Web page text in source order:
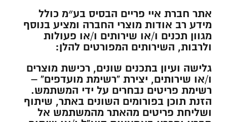
אתר חברת איי פריים הבסיס בע״מ כולל
מידע רב אודות מוצרי החברה ומציע בנוסף
מגוון תכנים ו/או שירותים ו/או פעולות
ולרבות, השירותים המפורטים להלן:
גלישה ועיון בתכנים שונים, רכישת מוצרים
ו/או שירותים, יצירת “רשימת מועדפים” –
רשימת פריטים נבחרים על ידי המשתמש.
הזנת תוכן בפורומים השונים באתר, שיתוף
ושליחת פריטים מהאתר מהמשתמש אל